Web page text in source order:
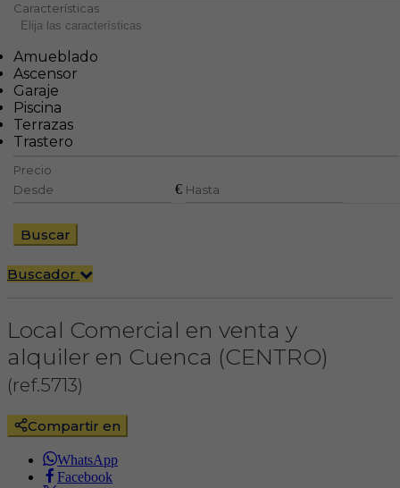
Características
Elija las características
Amueblado
Ascensor
Garaje
Piscina
Terrazas
Trastero
Precio
€
Buscar
Buscador
Local Comercial en venta y
alquiler en Cuenca (CENTRO)
(ref.5713)
Compartir en
WhatsApp
Facebook